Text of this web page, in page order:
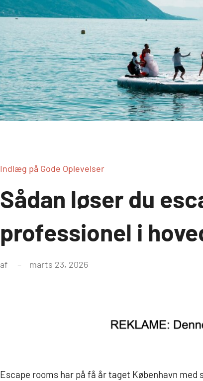
Indlæg på Gode Oplevelser
Sådan løser du
professionel i
af marts 23, 2026
Escape rooms har på få år taget København